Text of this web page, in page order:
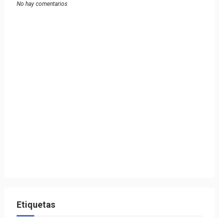
No hay comentarios
Etiquetas